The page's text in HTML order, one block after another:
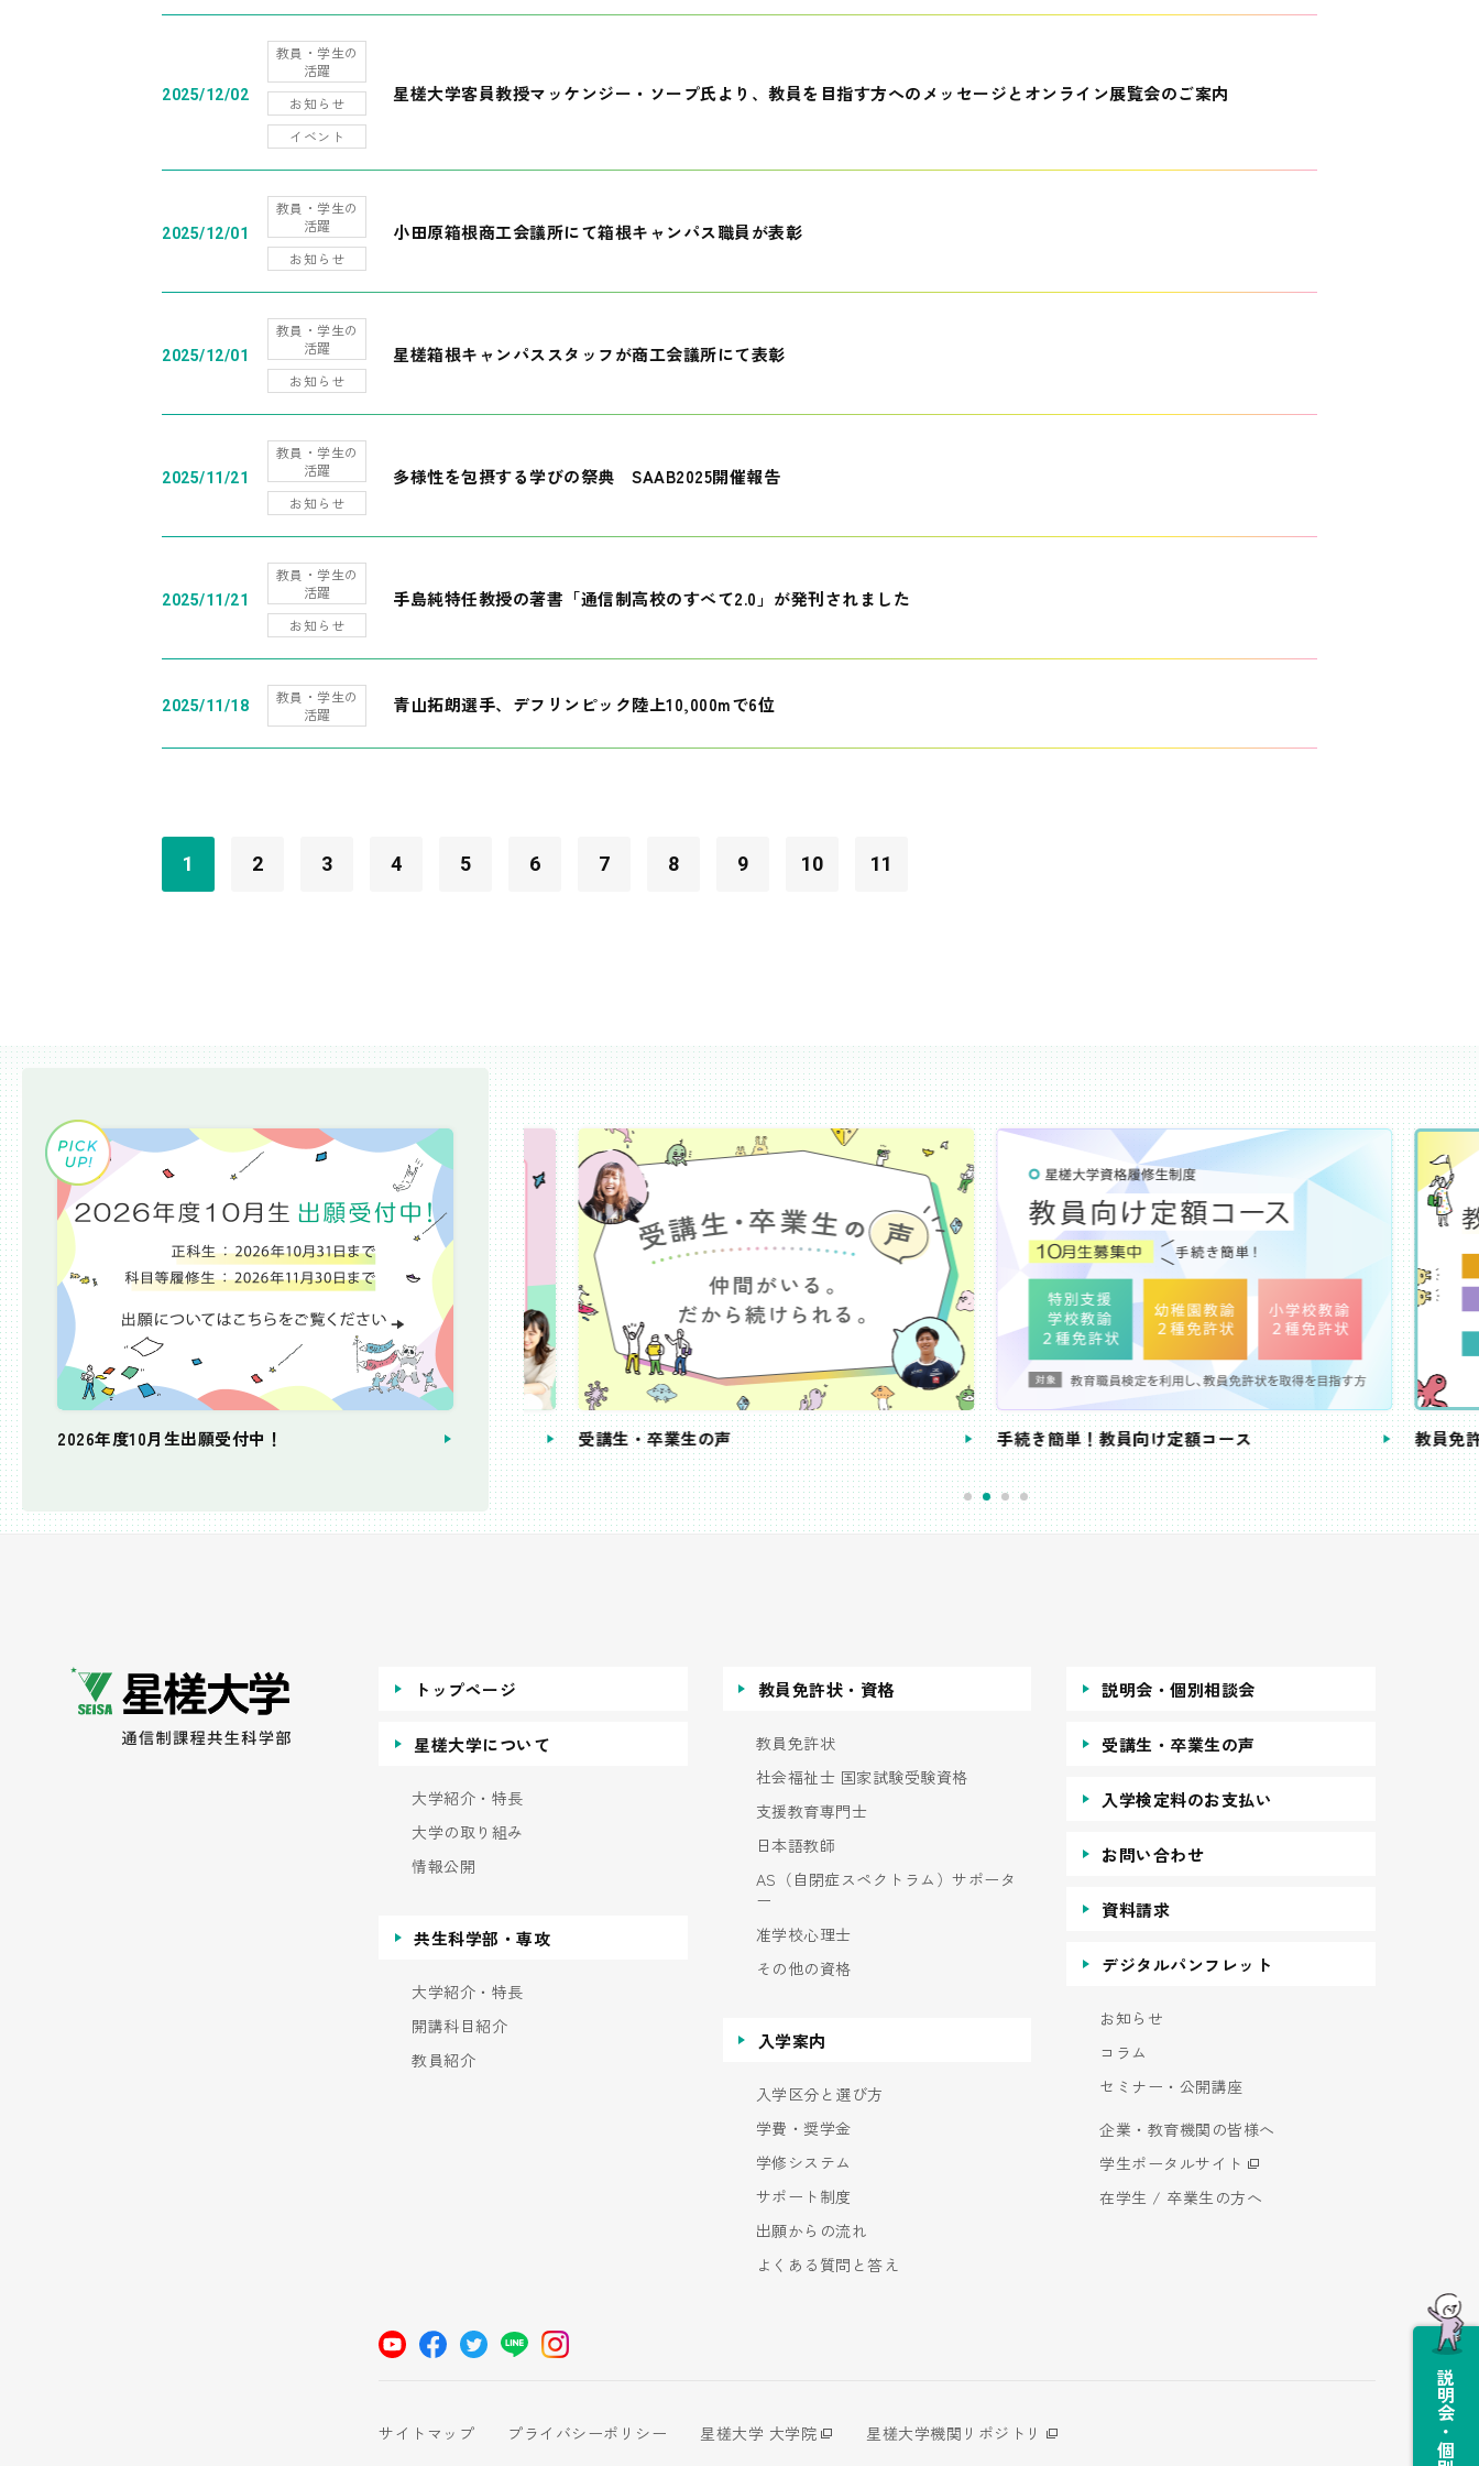
2025/12/02
教員・学生の
活躍
お知らせ
イベント
星槎大学客員教授マッケンジー・ソープ氏より、教員を目指す方へのメッセージとオンライン展覧会のご案内
2025/12/01
教員・学生の
活躍
お知らせ
小田原箱根商工会議所にて箱根キャンパス職員が表彰
2025/12/01
教員・学生の
活躍
お知らせ
星槎箱根キャンパススタッフが商工会議所にて表彰
2025/11/21
教員・学生の
活躍
お知らせ
多様性を包摂する学びの祭典 SAAB2025開催報告
2025/11/21
教員・学生の
活躍
お知らせ
手島純特任教授の著書「通信制高校のすべて2.0」が発刊されました
2025/11/18
教員・学生の
活躍
青山拓朗選手、デフリンピック陸上10,000mで6位
1 2 3 4 5 6 7 8 9 10 11
2026年度10月生出願受付中！
個別相談会 受講生・卒業生の声 手続き簡単！教員向け定額コース 教員免許状が
トップページ
星槎大学について
大学紹介・特長
大学の取り組み
情報公開
共生科学部・専攻
大学紹介・特長
開講科目紹介
教員紹介
教員免許状・資格
教員免許状
社会福祉士 国家試験受験資格
支援教育専門士
日本語教師
AS（自閉症スペクトラム）サポータ
ー
准学校心理士
その他の資格
入学案内
入学区分と選び方
学費・奨学金
学修システム
サポート制度
出願からの流れ
よくある質問と答え
説明会・個別相談会
受講生・卒業生の声
入学検定料のお支払い
お問い合わせ
資料請求
デジタルパンフレット
お知らせ
コラム
セミナー・公開講座
企業・教育機関の皆様へ
学生ポータルサイト
在学生 / 卒業生の方へ
サイトマップ プライバシーポリシー 星槎大学 大学院
星槎大学機関リポジトリ